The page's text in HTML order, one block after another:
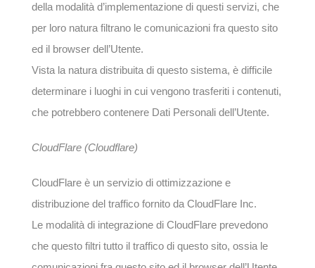
della modalità d’implementazione di questi servizi, che
per loro natura filtrano le comunicazioni fra questo sito
ed il browser dell’Utente.
Vista la natura distribuita di questo sistema, è difficile
determinare i luoghi in cui vengono trasferiti i contenuti,
che potrebbero contenere Dati Personali dell’Utente.
CloudFlare (Cloudflare)
CloudFlare è un servizio di ottimizzazione e
distribuzione del traffico fornito da CloudFlare Inc.
Le modalità di integrazione di CloudFlare prevedono
che questo filtri tutto il traffico di questo sito, ossia le